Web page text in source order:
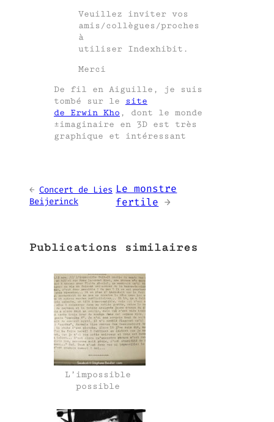
Veuillez inviter vos
amis/collègues/proches
à
utiliser Indexhibit.
Merci
De fil en Aiguille, je suis
tombé sur le
site
de Erwin Kho , dont le monde
±imaginaire en 3D est très
graphique et intéressant
← Concert de Lies
Beijerinck
Le monstre
fertile →
Publications similaires
L’impossible
possible